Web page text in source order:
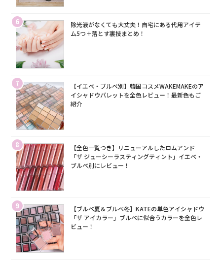
6
除光液がなくても大丈夫！自宅にある代用アイテ
ム5つ＋落とす裏技まとめ！
7
【イエベ・ブルベ別】韓国コスメWAKEMAKEのア
イシャドウパレットを全色レビュー！最新色もご
紹介
8
【全色一覧つき】リニューアルしたロムアンド
「ザ ジューシーラスティングティント」イエベ・
ブルベ別にレビュー！
9
【ブルベ夏＆ブルベ冬】KATEの単色アイシャドウ
「ザ アイカラー」ブルベに似合うカラーを全色レ
ビュー！